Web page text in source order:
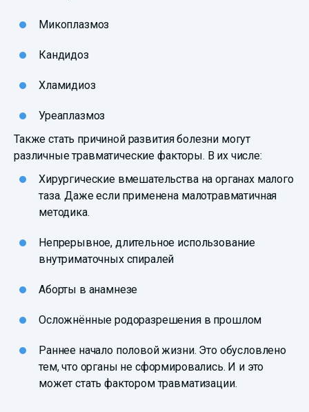
Микоплазмоз
Кандидоз
Хламидиоз
Уреаплазмоз
Также стать причиной развития болезни могут
различные травматические факторы. В их числе:
Хирургические вмешательства на органах малого
таза. Даже если применена малотравматичная
методика.
Непрерывное, длительное использование
внутриматочных спиралей
Аборты в анамнезе
Осложнённые родоразрешения в прошлом
Раннее начало половой жизни. Это обусловлено
тем, что органы не сформировались. И и это
может стать фактором травматизации.